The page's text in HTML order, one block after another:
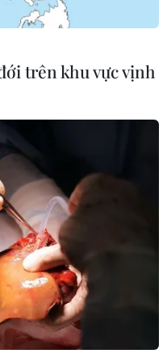
vấn
dầu
mại
Nam
Hội
giá
trên khu vực vịnh